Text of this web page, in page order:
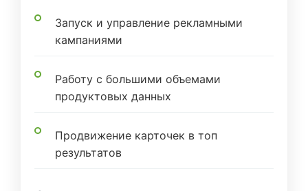
Запуск и управление рекламными
кампаниями
Работу с большими объемами
продуктовых данных
Продвижение карточек в топ
результатов